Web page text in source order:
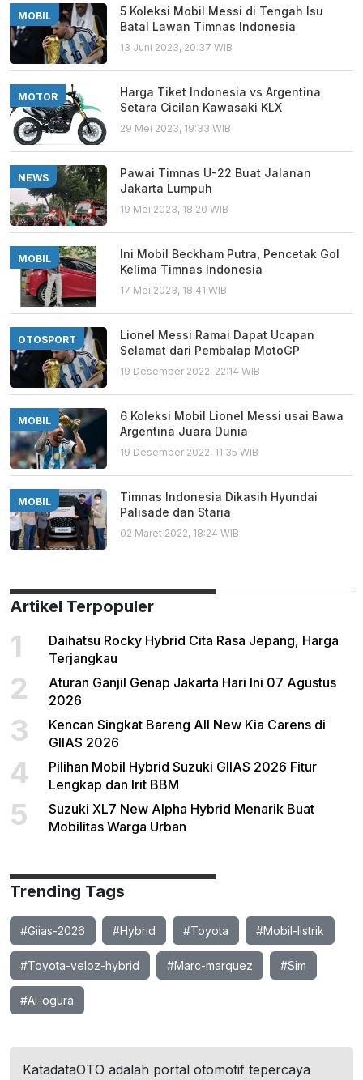
MOBIL
5 Koleksi Mobil Messi di Tengah Isu
Batal Lawan Timnas Indonesia
13 Juni 2023, 20:37 WIB
MOTOR
Harga Tiket Indonesia vs Argentina
Setara Cicilan Kawasaki KLX
29 Mei 2023, 19:33 WIB
NEWS
Pawai Timnas U-22 Buat Jalanan
Jakarta Lumpuh
19 Mei 2023, 18:20 WIB
MOBIL
Ini Mobil Beckham Putra, Pencetak Gol
Kelima Timnas Indonesia
17 Mei 2023, 18:41 WIB
OTOSPORT
Lionel Messi Ramai Dapat Ucapan
Selamat dari Pembalap MotoGP
19 Desember 2022, 22:14 WIB
MOBIL
6 Koleksi Mobil Lionel Messi usai Bawa
Argentina Juara Dunia
19 Desember 2022, 11:35 WIB
MOBIL
Timnas Indonesia Dikasih Hyundai
Palisade dan Staria
02 Maret 2022, 18:24 WIB
Artikel Terpopuler
1
Daihatsu Rocky Hybrid Cita Rasa Jepang, Harga
Terjangkau
2
Aturan Ganjil Genap Jakarta Hari Ini 07 Agustus
2026
3
Kencan Singkat Bareng All New Kia Carens di
GIIAS 2026
4
Pilihan Mobil Hybrid Suzuki GIIAS 2026 Fitur
Lengkap dan Irit BBM
5
Suzuki XL7 New Alpha Hybrid Menarik Buat
Mobilitas Warga Urban
Trending Tags
#Giias-2026 #Hybrid #Toyota #Mobil-listrik
#Toyota-veloz-hybrid #Marc-marquez #Sim
#Ai-ogura
KatadataOTO adalah portal otomotif tepercaya